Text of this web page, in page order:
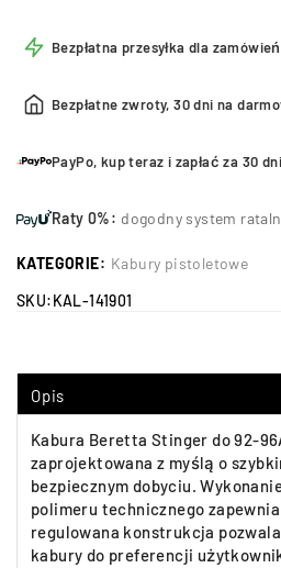
Bezpłatna przesyłka dla
Bezpłatne zwroty, 30 dni na
PayPo, kup teraz i zapłać za 30 dni
Raty 0%: dogodny system
KATEGORIE: Kabury pistoletowe
SKU:KAL-141901
Opis
Kabura Beretta Stinger do 92-
zaprojektowana z myślą o
bezpiecznym dobyciu.
polimeru technicznego
regulowana konstrukcja
kabury do preferencji